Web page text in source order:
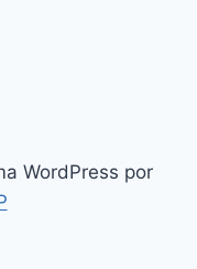
WordPress por